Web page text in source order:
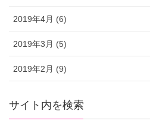
2019年4月 (6)
2019年3月 (5)
2019年2月 (9)
サイト内を検索